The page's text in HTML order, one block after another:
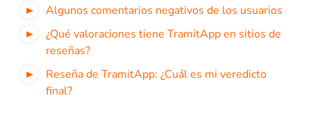
Algunos comentarios negativos de los usuarios
¿Qué valoraciones tiene TramitAppen sitios de
reseñas?
Reseña de TramitApp: ¿Cuál es mi veredicto
final?